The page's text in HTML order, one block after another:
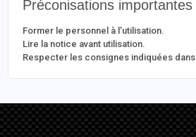
Préconisations importantes
Former le personnel à l’utilisation.
Lire la notice avant utilisation.
Respecter les consignes indiquées dans